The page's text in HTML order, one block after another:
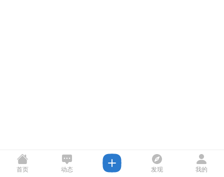
首页 动态 发现 我的